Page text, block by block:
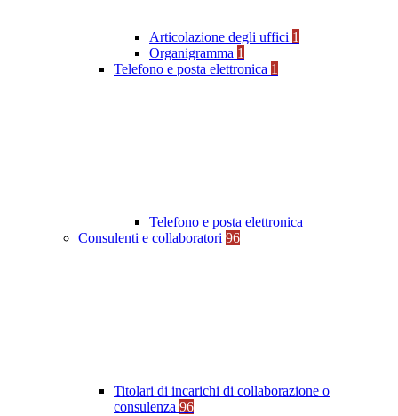
Articolazione degli uffici 1
Organigramma 1
Telefono e posta elettronica 1
Telefono e posta elettronica
Consulenti e collaboratori 96
Titolari di incarichi di collaborazione o
consulenza 96